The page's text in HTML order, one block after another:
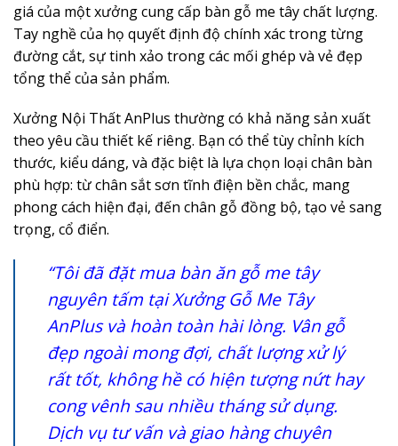
giá của một xưởng cung cấp bàn gỗ me tây chất lượng.
Tay nghề của họ quyết định độ chính xác trong từng
đường cắt, sự tinh xảo trong các mối ghép và vẻ đẹp
tổng thể của sản phẩm.
Xưởng Nội Thất AnPlus thường có khả năng sản xuất
theo yêu cầu thiết kế riêng. Bạn có thể tùy chỉnh kích
thước, kiểu dáng, và đặc biệt là lựa chọn loại chân bàn
phù hợp: từ chân sắt sơn tĩnh điện bền chắc, mang
phong cách hiện đại, đến chân gỗ đồng bộ, tạo vẻ sang
trọng, cổ điển.
“Tôi đã đặt mua bàn ăn gỗ me tây
nguyên tấm tại Xưởng Gỗ Me Tây
AnPlus và hoàn toàn hài lòng. Vân gỗ
đẹp ngoài mong đợi, chất lượng xử lý
rất tốt, không hề có hiện tượng nứt hay
cong vênh sau nhiều tháng sử dụng.
Dịch vụ tư vấn và giao hàng chuyên